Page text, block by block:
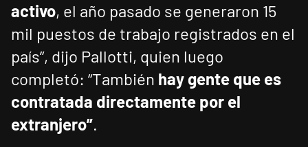
activo, el año pasado se generaron 15
mil puestos de trabajo registrados en el
país”, dijo Pallotti, quien luego
completó: “También hay gente que es
contratada directamente por el
extranjero”.